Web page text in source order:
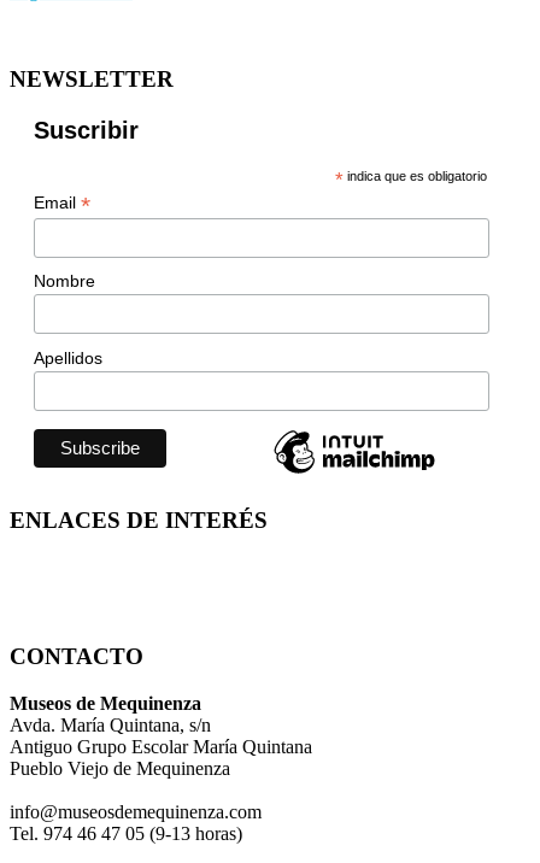
NEWSLETTER
Suscribir
* indica que es obligatorio
Email *
Nombre
Apellidos
ENLACES DE INTERÉS
CONTACTO
Museos de Mequinenza
Avda. María Quintana, s/n
Antiguo Grupo Escolar María Quintana
Pueblo Viejo de Mequinenza
info@museosdemequinenza.com
Tel. 974 46 47 05 (9-13 horas)